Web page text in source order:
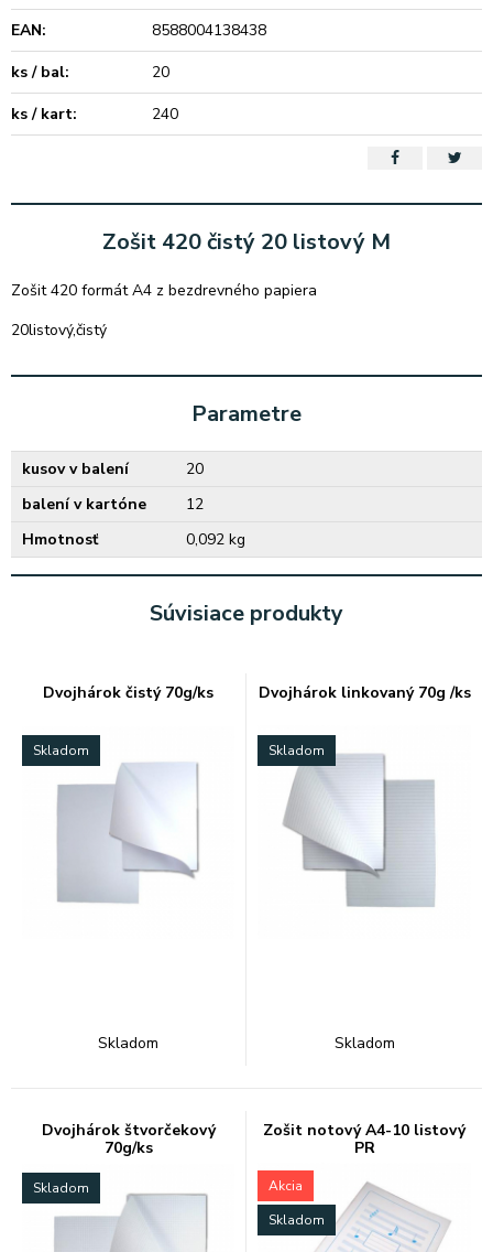
EAN:
8588004138438
ks / bal:
20
ks / kart:
240
Zošit 420 čistý 20 listový M
Zošit 420 formát A4 z bezdrevného papiera
20listový,čistý
Parametre
kusov v balení
20
balení v kartóne
12
Hmotnosť
0,092 kg
Súvisiace produkty
Dvojhárok čistý 70g/ks
Skladom
Skladom
Dvojhárok linkovaný 70g /ks
Skladom
Skladom
Dvojhárok štvorčekový
70g/ks
Skladom
Zošit notový A4-10 listový
PR
Akcia
Skladom